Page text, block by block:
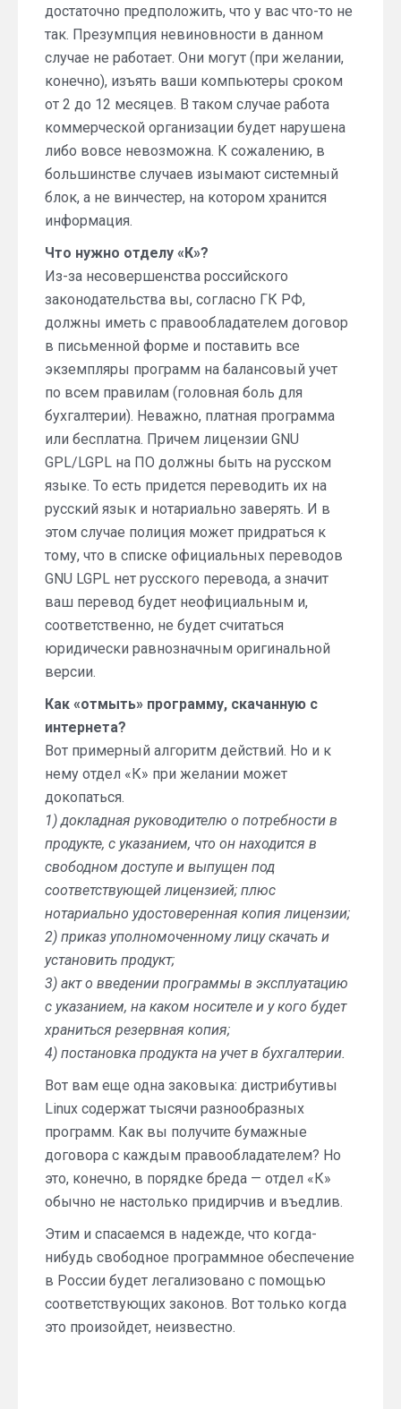
достаточно предположить, что у вас что-то не
так. Презумпция невиновности в данном
случае не работает. Они могут (при желании,
конечно), изъять ваши компьютеры сроком
от 2 до 12 месяцев. В таком случае работа
коммерческой организации будет нарушена
либо вовсе невозможна. К сожалению, в
большинстве случаев изымают системный
блок, а не винчестер, на котором хранится
информация.
Что нужно отделу «К»?
Из-за несовершенства российского
законодательства вы, согласно ГК РФ,
должны иметь с правообладателем договор
в письменной форме и поставить все
экземпляры программ на балансовый учет
по всем правилам (головная боль для
бухгалтерии). Неважно, платная программа
или бесплатна. Причем лицензии GNU
GPL/LGPL на ПО должны быть на русском
языке. То есть придется переводить их на
русский язык и нотариально заверять. И в
этом случае полиция может придраться к
тому, что в списке официальных переводов
GNU LGPL нет русского перевода, а значит
ваш перевод будет неофициальным и,
соответственно, не будет считаться
юридически равнозначным оригинальной
версии.
Как «отмыть» программу, скачанную с
интернета?
Вот примерный алгоритм действий. Но и к
нему отдел «К» при желании может
докопаться.
1) докладная руководителю о потребности в
продукте, с указанием, что он находится в
свободном доступе и выпущен под
соответствующей лицензией; плюс
нотариально удостоверенная копия лицензии;
2) приказ уполномоченному лицу скачать и
установить продукт;
3) акт о введении программы в эксплуатацию
с указанием, на каком носителе и у кого будет
храниться резервная копия;
4) постановка продукта на учет в бухгалтерии.
Вот вам еще одна заковыка: дистрибутивы
Linux содержат тысячи разнообразных
программ. Как вы получите бумажные
договора с каждым правообладателем? Но
это, конечно, в порядке бреда — отдел «К»
обычно не настолько придирчив и въедлив.
Этим и спасаемся в надежде, что когда-
нибудь свободное программное обеспечение
в России будет легализовано с помощью
соответствующих законов. Вот только когда
это произойдет, неизвестно.